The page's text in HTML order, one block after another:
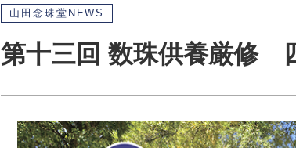
山田念珠堂NEWS
第十三回 数珠供養厳修